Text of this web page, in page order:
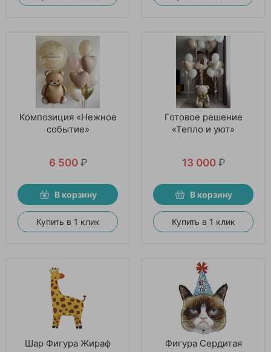
Композиция «Нежное
событие»
6 500 ₽
В корзину
Купить в 1 клик
Готовое решение
«Тепло и уют»
13 000 ₽
В корзину
Купить в 1 клик
Шар Фигура Жираф
Фигура Сердитая